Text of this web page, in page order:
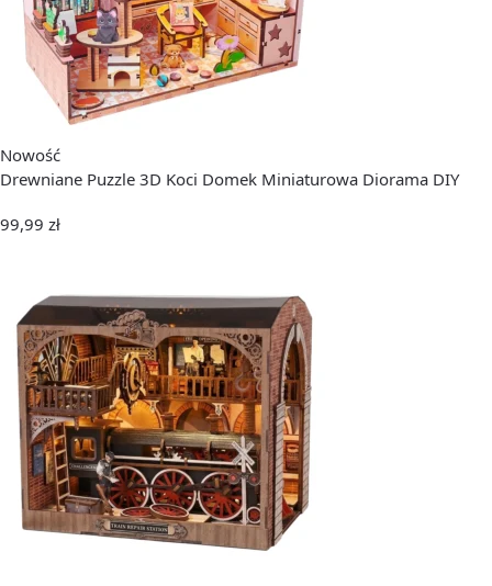
Nowość
Drewniane Puzzle 3D Koci Domek Miniaturowa Diorama DIY
99,99 zł